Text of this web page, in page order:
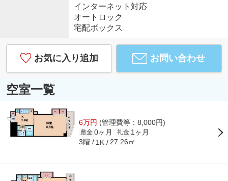
インターネット対応
オートロック
宅配ボックス
お気に入り追加 お問い合わせ
空室一覧
6万円 (管理費等：8,000円)
敷金 0ヶ月 礼金 1ヶ月
3階 1K 27.26㎡